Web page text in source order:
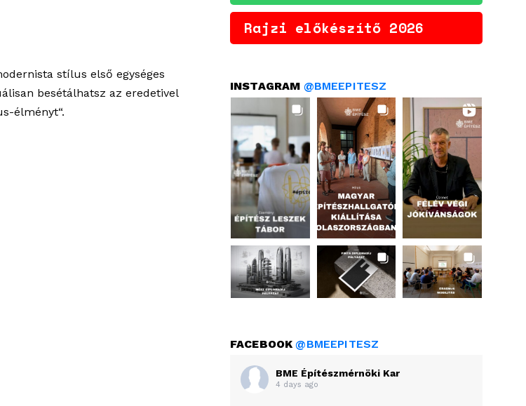
stílus első egységes
besétálhatsz az eredetivel
élményt“.
Rajzi előkészítő 2026
INSTAGRAM @BMEEPITESZ
FACEBOOK@BMEEPITESZ
BME Építészmérnöki Kar
4 days ago